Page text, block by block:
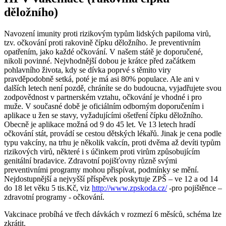
děložního)
Navození imunity proti rizikovým typům lidských papiloma virů,
tzv. očkování proti rakovině čípku děložního. Je preventivním
opatřením, jako každé očkování. V našem státě je doporučené,
nikoli povinné. Nejvhodnější dobou je krátce před začátkem
pohlavního života, kdy se dívka poprvé s těmito viry
pravděpodobně setká, poté je má asi 80% populace. Ale ani v
dalších letech není pozdě, chráníte se do budoucna, vyjadřujete svou
zodpovědnost v partnerském vztahu, očkování je vhodné i pro
muže. V současné době je oficiálním odborným doporučením i
aplikace u žen se stavy, vyžadujícími ošetření čípku děložního.
Obecně je aplikace možná od 9 do 45 let. Ve 13 letech hradí
očkování stát, provádí se cestou dětských lékařů. Jinak je cena podle
typu vakcíny, na trhu je několik vakcín, proti dvěma až devíti typům
rizikových virů, některé i s účinkem proti virům způsobujícím
genitální bradavice. Zdravotní pojišťovny různě svými
preventivními programy mohou přispívat, podmínky se mění.
Nejdostupnější a nejvyšší příspěvek poskytuje ZPŠ – ve 12 a od 14
do 18 let věku 5 tis.Kč, viz http://www.zpskoda.cz/-pro pojištěnce –
zdravotní programy - očkování.
Vakcinace probíhá ve třech dávkách v rozmezí 6 měsíců, schéma lze
zkrátit.